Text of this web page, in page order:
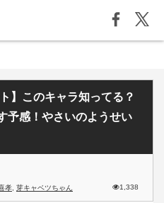
】このキャラ知ってる？
予感！やさいのようせい
孝 芽キャベツちゃん 1,338